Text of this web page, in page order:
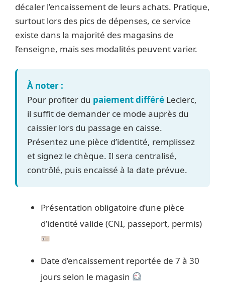
décaler l’encaissement de leurs achats. Pratique,
surtout lors des pics de dépenses, ce service
existe dans la majorité des magasins de
l’enseigne, mais ses modalités peuvent varier.
À noter :
Pour profiter du paiement différé Leclerc,
il suffit de demander ce mode auprès du
caissier lors du passage en caisse.
Présentez une pièce d’identité, remplissez
et signez le chèque. Il sera centralisé,
contrôlé, puis encaissé à la date prévue.
Présentation obligatoire d’une pièce
d’identité valide (CNI, passeport, permis)
Date d’encaissement reportée de 7 à 30
jours selon le magasin